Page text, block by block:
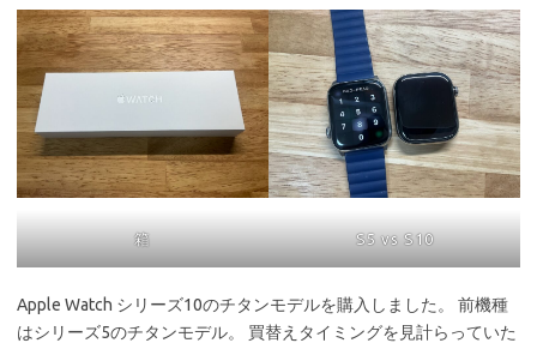
箱 S5 vs S10
Apple Watch シリーズ10のチタンモデルを購入しました。 前機種
はシリーズ5のチタンモデル。 買替えタイミングを見計らっていた